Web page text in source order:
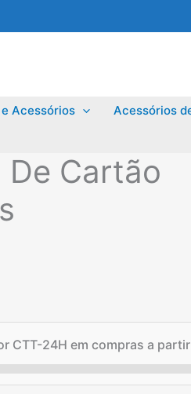
Acessórios
Acessórios
De Cartão
CTT-24H em compras a